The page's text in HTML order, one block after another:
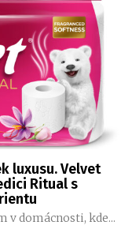
luxusu. Velvet
Ritual s
v domácnosti, kde...